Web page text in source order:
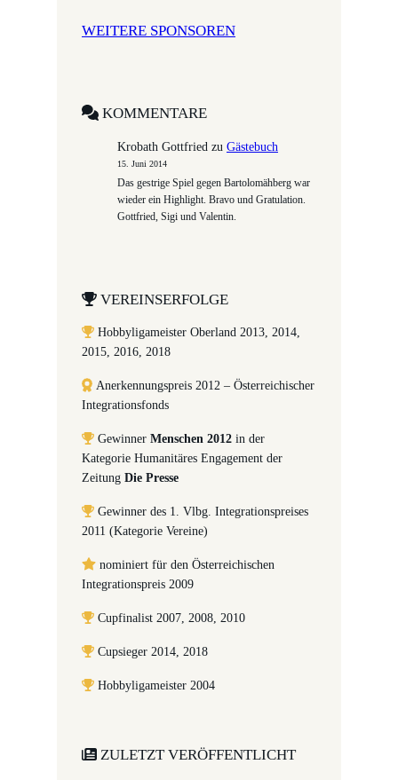
WEITERE SPONSOREN
KOMMENTARE
Krobath Gottfried zu Gästebuch
15. Juni 2014
Das gestrige Spiel gegen Bartolomähberg war
wieder ein Highlight. Bravo und Gratulation.
Gottfried, Sigi und Valentin.
VEREINSERFOLGE
Hobbyligameister Oberland 2013, 2014,
2015, 2016, 2018
Anerkennungspreis 2012 – Österreichischer
Integrationsfonds
Gewinner Menschen 2012in der
Kategorie Humanitäres Engagement der
Zeitung Die Presse
Gewinner des 1. Vlbg. Integrationspreises
2011 (Kategorie Vereine)
nominiert für den Österreichischen
Integrationspreis 2009
Cupfinalist 2007, 2008, 2010
Cupsieger 2014, 2018
Hobbyligameister 2004
ZULETZT VERÖFFENTLICHT